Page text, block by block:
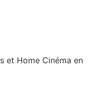
et Home Cinéma en